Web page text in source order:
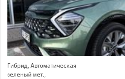
Гибрид, Автоматическая
зеленый мет.,